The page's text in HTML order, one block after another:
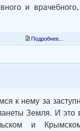
и
Подробнее...
к нему за
Земля. И это
и